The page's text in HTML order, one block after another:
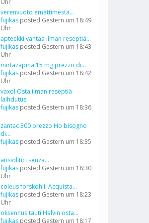
Uhr
verenvuoto emättimestä...
fujikas posted Gestern um 18:49
Uhr
apteekki vantaa ilman reseptiä...
fujikas posted Gestern um 18:43
Uhr
mirtazapina 15 mg prezzo di...
fujikas posted Gestern um 18:42
Uhr
vaxol Osta ilman reseptiä
laihdutus
fujikas posted Gestern um 18:36
zantac 300 prezzo Ho bisogno
di...
fujikas posted Gestern um 18:35
ansiolitici senza...
fujikas posted Gestern um 18:30
Uhr
coleus forskohlii Acquista...
fujikas posted Gestern um 18:23
Uhr
oksennus tauti Halvin osta...
fujikas posted Gestern um 18:17